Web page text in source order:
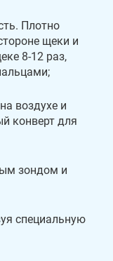
Плотно
щеки и
8-12 раз,
воздухе и
конверт для
зондом и
специальную